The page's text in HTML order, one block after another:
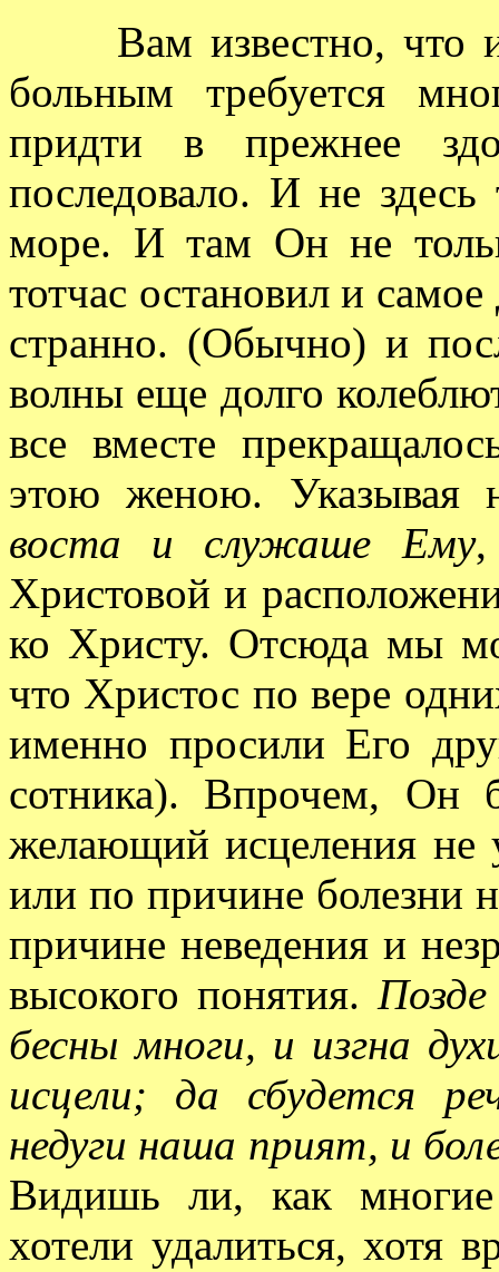
Вам известно, что и
больным требуется
придти в прежнее
последовало. И не
море. И там Он не
тотчас остановил и
странно. (Обычно) и
волны еще долго
все вместе
этою женою. Указывая
воста и служаше Ему,
Христовой и
ко Христу. Отсюда мы
что Христос по вере
именно просили Его
сотника). Впрочем, Он
желающий исцеления не
или по причине болезни
причине неведения и
высокого понятия.
бесны многи, и изгна
исцели; да сбудется
недуги наша прият, и
Видишь ли, как
хотели удалиться, хотя